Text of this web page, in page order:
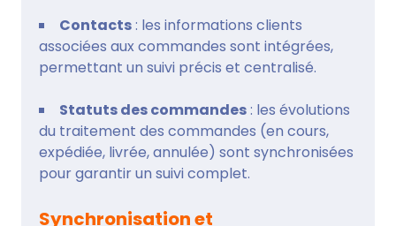
Contacts: les informations clients
associées aux commandes sont intégrées,
permettant un suivi précis et centralisé.
Statuts des commandes: les évolutions
du traitement des commandes (en cours,
expédiée, livrée, annulée) sont synchronisées
pour garantir un suivi complet.
Synchronisation et